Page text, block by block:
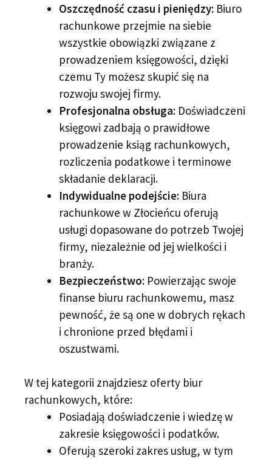
Oszczędność czasu i pieniędzy: Biuro
rachunkowe przejmie na siebie
wszystkie obowiązki związane z
prowadzeniem księgowości, dzięki
czemu Ty możesz skupić się na
rozwoju swojej firmy.
Profesjonalna obsługa: Doświadczeni
księgowi zadbają o prawidłowe
prowadzenie ksiąg rachunkowych,
rozliczenia podatkowe i terminowe
składanie deklaracji.
Indywidualne podejście: Biura
rachunkowe w Złocieńcu oferują
usługi dopasowane do potrzeb Twojej
firmy, niezależnie od jej wielkości i
branży.
Bezpieczeństwo: Powierzając swoje
finanse biuru rachunkowemu, masz
pewność, że są one w dobrych rękach
i chronione przed błędami i
oszustwami.
W tej kategorii znajdziesz oferty biur
rachunkowych, które:
Posiadają doświadczenie i wiedzę w
zakresie księgowości i podatków.
Oferują szeroki zakres usług, w tym